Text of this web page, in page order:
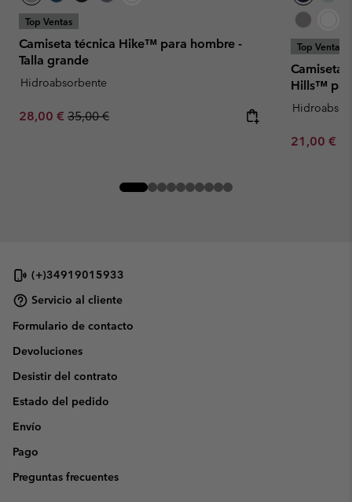
Top Ventas
Camiseta técnica Hike™ para hombre -
Talla grande
Hidroabsorbente
Sale price:
28,00 € Regular price:
35,00 €
Top Ventas
Camiseta
Hills™
Minimum
21,00 €
(+)34919015933
Servicio al cliente
Formulario de contacto
Devoluciones
Desistir del contrato
Estado del pedido
Envío
Pago
Preguntas frecuentes